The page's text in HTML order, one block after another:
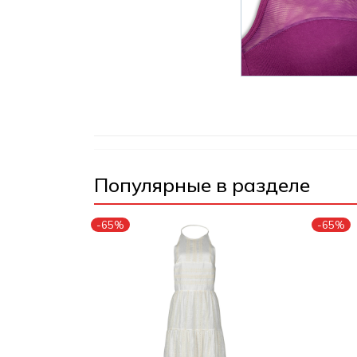
Популярные в разделе
-65% -65%